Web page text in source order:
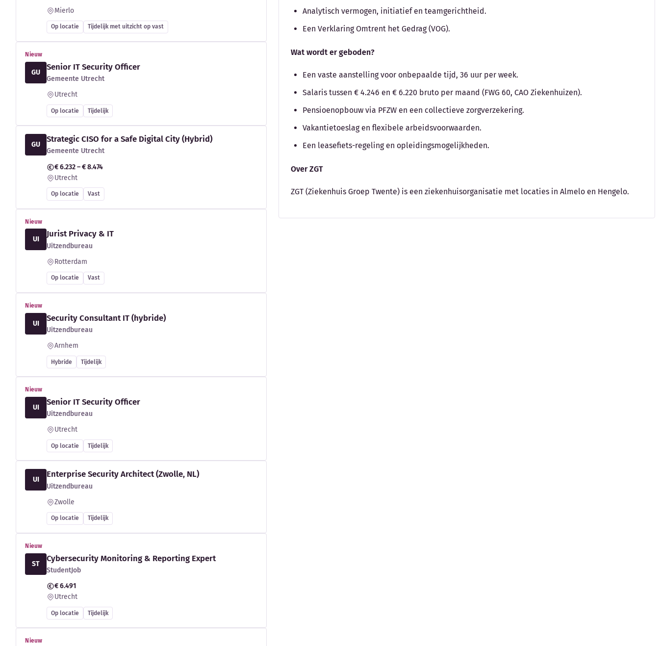
Mierlo
Op locatie Tijdelijk met uitzicht op vast
Nieuw
GU
Senior IT Security Officer
Gemeente Utrecht
Utrecht
Op locatie Tijdelijk
GU
Strategic CISO for a Safe Digital City (Hybrid)
Gemeente Utrecht
€ 6.232 – € 8.474
Utrecht
Op locatie Vast
Nieuw
UI
Jurist Privacy & IT
Uitzendbureau
Rotterdam
Op locatie Vast
Nieuw
UI
Security Consultant IT (hybride)
Uitzendbureau
Arnhem
Hybride Tijdelijk
Nieuw
UI
Senior IT Security Officer
Uitzendbureau
Utrecht
Op locatie Tijdelijk
UI
Enterprise Security Architect (Zwolle, NL)
Uitzendbureau
Zwolle
Op locatie Tijdelijk
Nieuw
ST
Cybersecurity Monitoring & Reporting Expert
StudentJob
€ 6.491
Utrecht
Op locatie Tijdelijk
Nieuw
Analytisch vermogen, initiatief en teamgerichtheid.
Een Verklaring Omtrent het Gedrag (VOG).
Wat wordt er geboden?
Een vaste aanstelling voor onbepaalde tijd, 36 uur per week.
Salaris tussen € 4.246 en € 6.220 bruto per maand (FWG 60, CAO Ziekenhuizen).
Pensioenopbouw via PFZW en een collectieve zorgverzekering.
Vakantietoeslag en flexibele arbeidsvoorwaarden.
Een leasefiets-regeling en opleidingsmogelijkheden.
Over ZGT
ZGT (Ziekenhuis Groep Twente) is een ziekenhuisorganisatie met locaties in Almelo en Hengelo.